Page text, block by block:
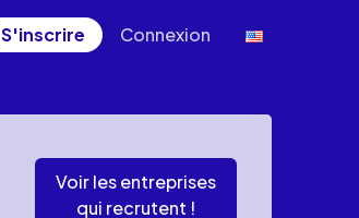
S'inscrire Connexion
Voir les entreprises
qui recrutent !